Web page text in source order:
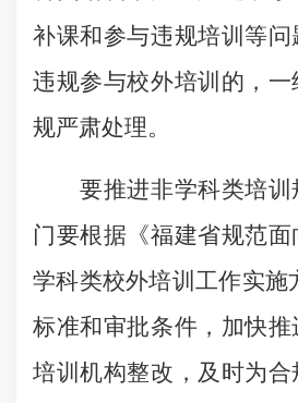
补课和参与违规培训等
违规参与校外培训的，
规严肃处理。
要推进非学科类培训
门要根据《福建省规范
学科类校外培训工作实施
标准和审批条件，加快
培训机构整改，及时为